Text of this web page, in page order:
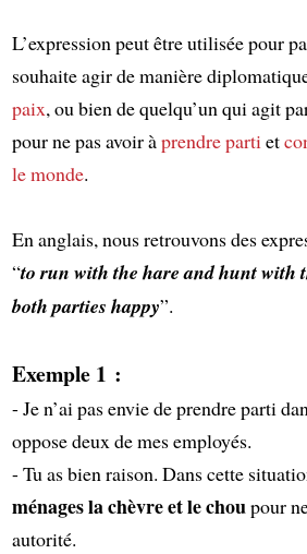
L’expression peut être utilisée pour
souhaite agir de manière
paix, ou bien de quelqu’un qui agit
pour ne pas avoir àprendre parti et
le monde.
En anglais, nous retrouvons des
“to run with the hare and hunt with
both parties happy”.
Exemple 1 :
- Je n’ai pas envie de prendre parti
oppose deux de mes employés.
- Tu as bien raison. Dans cette
ménages la chèvre et le choupour
autorité.